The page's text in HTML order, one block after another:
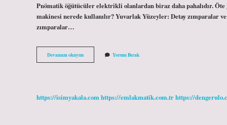
Pnömatik öğütücüler elektrikli olanlardan biraz daha pahalıdır.
makinesi nerede kullanılır? Yuvarlak Yüzeyler: Detay zımparalar
zımparalar…
Devamını okuyunOrbital
Zımpara
Yorum Bırak
https://isimyakala.comhttps://emlakmatik.com.trhttps://